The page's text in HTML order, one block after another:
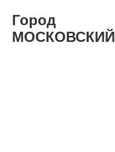
Город
МОСКОВСКИЙ